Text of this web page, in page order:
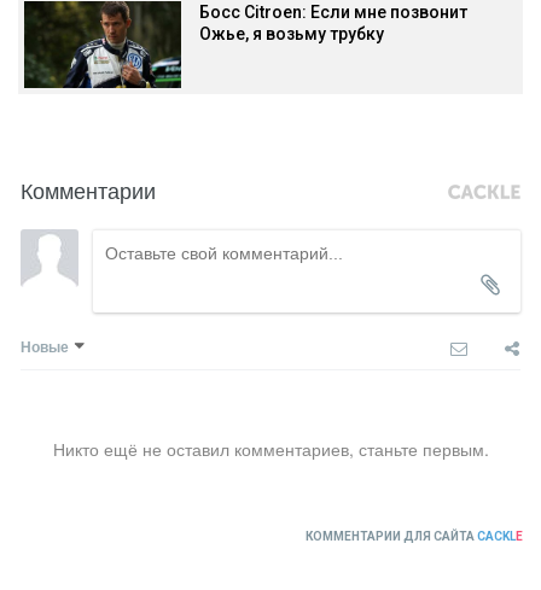
Босс Citroen: Если мне позвонит
Ожье, я возьму трубку
Комментарии
Новые
Никто ещё не оставил комментариев, станьте первым.
КОММЕНТАРИИ ДЛЯ САЙТА CACKLE